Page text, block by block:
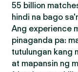
55 billion
hindi na bago
Ang experience
pinaganda pa:
tutulungan kang
at mapansin ng